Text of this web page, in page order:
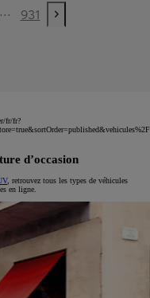
... 931
Next page
fr/fr?
d’occasion
, retrouvez tous les types de véhicules
en ligne.